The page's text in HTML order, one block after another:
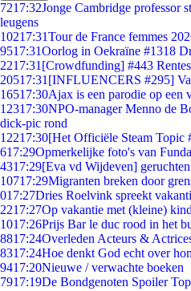
7217:32Jonge Cambridge professor
leugens
10217:31Tour de France femmes
9517:31Oorlog in Oekraïne #1318
2217:31 [Crowdfunding] #443
20517:31 [INFLUENCERS #295]
16517:30Ajax is een parodie op een
12317:30NPO-manager Menno de
dick-pic rond
12217:30[Het Officiële Steam Topic
617:29Opmerkelijke foto's van
4317:29[Eva vd Wijdeven]
10717:29Migranten breken door
017:27Dries Roelvink spreekt
2217:27Op vakantie met (kleine)
1017:26Prijs Bar le duc rood in het
8817:24Overleden Acteurs &
8317:24Hoe denkt God echt over
9417:20Nieuwe / verwachte boeken
7917:19De Bondgenoten Spoiler